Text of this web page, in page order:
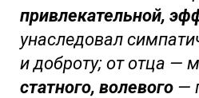
привлекательной,
унаследовал
и доброту; от отца — м
статного, волевого —